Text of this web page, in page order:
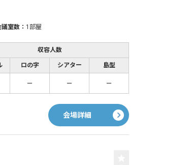
室数： 1部屋
収容人数
ロの字 シアター 島型
－ － －
会場詳細